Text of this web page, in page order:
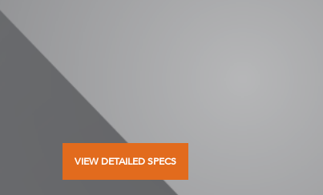
VIEW DETAILED SPECS